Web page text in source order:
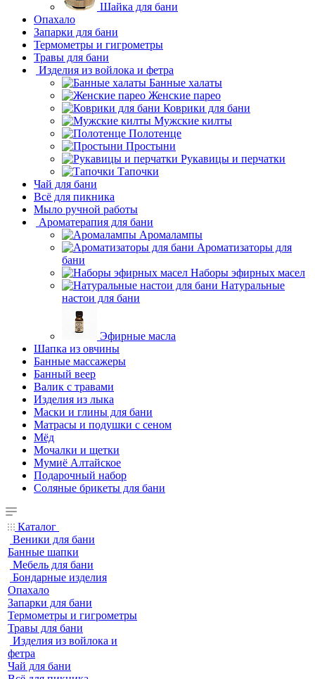
Шайка для бани
Опахало
Запарки для бани
Термометры и гигрометры
Травы для бани
Изделия из войлока и фетра
Банные халаты
Женские парео
Коврики для бани
Мужские килты
Полотенце
Простыни
Рукавицы и перчатки
Тапочки
Чай для бани
Всё для пикника
Мыло ручной работы
Ароматерапия для бани
Аромалампы
Ароматизаторы для
бани
Наборы эфирных масел
Натуральные
настои для бани
Эфирные масла
Шапка из овчины
Банные массажеры
Банный веер
Валик с травами
Изделия из лыка
Маски и глины для бани
Матрасы и подушки с сеном
Мёд
Мочалки и щетки
Мумиё Алтайское
Подарочный набор
Соляные брикеты для бани
Каталог
Веники для бани
Банные шапки
Мебель для бани
Бондарные изделия
Опахало
Запарки для бани
Термометры и гигрометры
Травы для бани
Изделия из войлока и
фетра
Чай для бани